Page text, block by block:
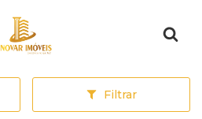
Página inicial
Filtrar